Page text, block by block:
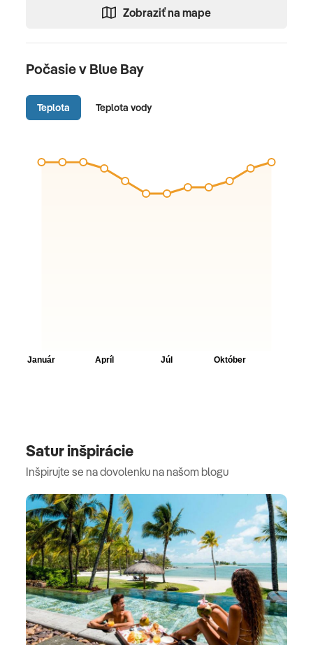
Zobraziť na mape
Počasie v Blue Bay
Teplota Teplota vody
Satur inšpirácie
Inšpirujte se na dovolenku na našom blogu